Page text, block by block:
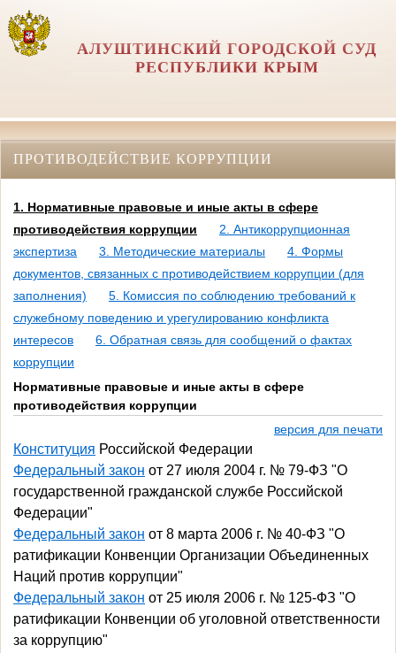
АЛУШТИНСКИЙ ГОРОДСКОЙ СУД
РЕСПУБЛИКИ КРЫМ
ПРОТИВОДЕЙСТВИЕ КОРРУПЦИИ
1. Нормативные правовые и иные акты в сфере
противодействия коррупции
2. Антикоррупционная
экспертиза
3. Методические материалы
4. Формы
документов, связанных с противодействием коррупции (для
заполнения)
5. Комиссия по соблюдению требований к
служебному поведению и урегулированию конфликта
интересов
6. Обратная связь для сообщений о фактах
коррупции
Нормативные правовые и иные акты в сфере
противодействия коррупции
версия для печати
Конституция Российской Федерации
Федеральный закон от 27 июля 2004 г. № 79-ФЗ "О
государственной гражданской службе Российской
Федерации"
Федеральный закон от 8 марта 2006 г. № 40-ФЗ "О
ратификации Конвенции Организации Объединенных
Наций против коррупции"
Федеральный закон от 25 июля 2006 г. № 125-ФЗ "О
ратификации Конвенции об уголовной ответственности
за коррупцию"